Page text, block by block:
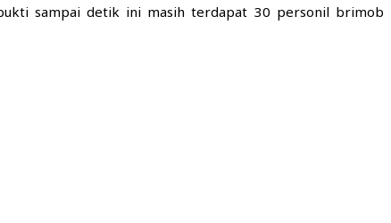
sampai detik ini masih terdapat 30 personil brimob